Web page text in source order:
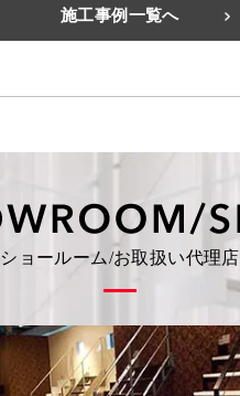
施工事例一覧へ
ショールーム/お取扱い代理店